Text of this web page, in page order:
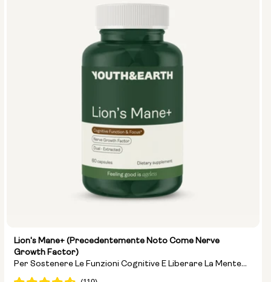
Lion's Mane+ (precedentemente Noto Come Nerve
Growth Factor)
Per Sostenere Le Funzioni Cognitive E Liberare La Mente
Dal “nebbia Mentale”